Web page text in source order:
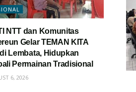
NTT dan Komunitas
Gelar TEMAN KITA
Lembata, Hidupkan
Permainan Tradisional
6, 2026